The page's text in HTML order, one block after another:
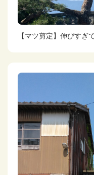
【マツ剪定】伸びすぎ